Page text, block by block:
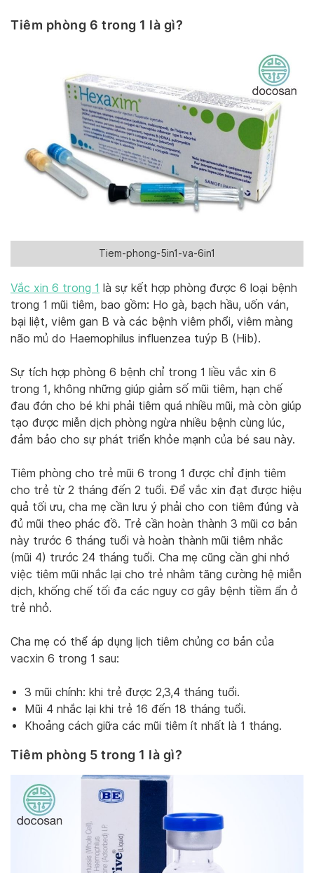
Tiêm phòng 6 trong 1 là gì?
Tiem-phong-5in1-va-6in1
Vắc xin 6 trong 1 là sự kết hợp phòng được 6 loại bệnh
trong 1 mũi tiêm, bao gồm: Ho gà, bạch hầu, uốn ván,
bại liệt, viêm gan B và các bệnh viêm phổi, viêm màng
não mủ do Haemophilus influenzea tuýp B (Hib).
Sự tích hợp phòng 6 bệnh chỉ trong 1 liều vắc xin 6
trong 1, không những giúp giảm số mũi tiêm, hạn chế
đau đớn cho bé khi phải tiêm quá nhiều mũi, mà còn giúp
tạo được miễn dịch phòng ngừa nhiều bệnh cùng lúc,
đảm bảo cho sự phát triển khỏe mạnh của bé sau này.
Tiêm phòng cho trẻ mũi 6 trong 1 được chỉ định tiêm
cho trẻ từ 2 tháng đến 2 tuổi. Để vắc xin đạt được hiệu
quả tối ưu, cha mẹ cần lưu ý phải cho con tiêm đúng và
đủ mũi theo phác đồ. Trẻ cần hoàn thành 3 mũi cơ bản
này trước 6 tháng tuổi và hoàn thành mũi tiêm nhắc
(mũi 4) trước 24 tháng tuổi. Cha mẹ cũng cần ghi nhớ
việc tiêm mũi nhắc lại cho trẻ nhằm tăng cường hệ miễn
dịch, khống chế tối đa các nguy cơ gây bệnh tiềm ẩn ở
trẻ nhỏ.
Cha mẹ có thể áp dụng lịch tiêm chủng cơ bản của
vacxin 6 trong 1 sau:
3 mũi chính: khi trẻ được 2,3,4 tháng tuổi.
Mũi 4 nhắc lại khi trẻ 16 đến 18 tháng tuổi.
Khoảng cách giữa các mũi tiêm ít nhất là 1 tháng.
Tiêm phòng 5 trong 1 là gì?